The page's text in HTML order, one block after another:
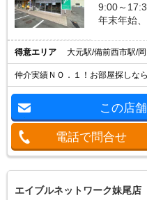
9:00～
年末年始
得意エリア 大元駅/備前西市駅/
仲介実績ＮＯ．１！お部屋探しな
この店
電話で問合せ
エイブルネットワーク妹尾店